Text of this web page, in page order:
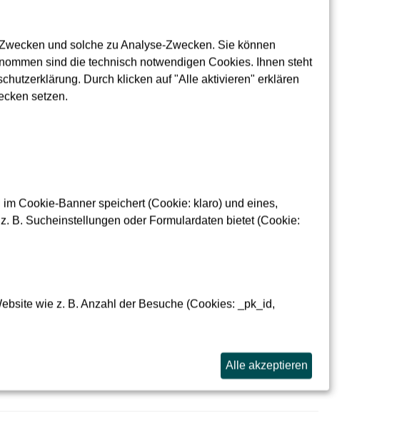
des
der Stadtbahn-Linie U5 ist gefallen. Am heutigen
Der Rohbau ist fertig
ist fertiggestellt. Rund ein Jahr hat es gedauert, vom
Straße bis zum
und solche zu Analyse-Zwecken. Sie können
sind die technisch notwendigen Cookies. Ihnen steht
Durch klicken auf "Alle aktivieren" erklären
setzen.
Cookie-Banner speichert (Cookie: klaro) und eines,
B. Sucheinstellungen oder Formulardaten bietet (Cookie:
wie z. B. Anzahl der Besuche (Cookies: _pk_id,
Alle akzeptieren